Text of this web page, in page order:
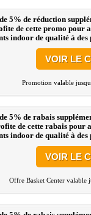
5% de réduction
de cette promo pour
indoor de qualité à
VOIR LE
Promotion valable
5% de rabais
de cette rabais pour
indoor de qualité à
VOIR LE
Offre Basket Center valable